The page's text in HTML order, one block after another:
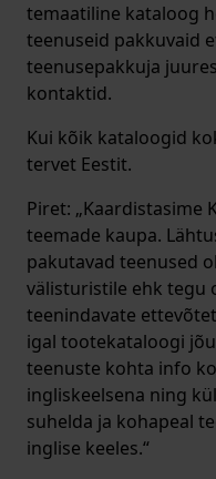
temaatiline kataloog
teenuseid pakkuvaid
teenusepakkuja
kontaktid.
Kui kõik kataloogid
tervet Eestit.
Piret: „Kaardistasime
teemade kaupa.
pakutavad teenused
välisturistile ehk tegu
teenindavate
igal tootekataloogi
teenuste kohta info
ingliskeelsena ning
suhelda ja kohapeal
inglise keeles.“